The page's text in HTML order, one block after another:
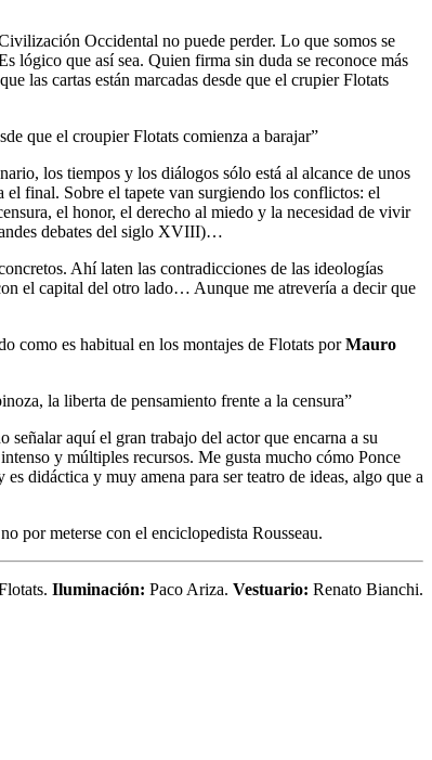
Occidental no puede perder. Lo que somos se
lógico que así sea. Quien firma sin duda se reconoce más
las cartas están marcadas desde que el crupier Flotats
que el croupier Flotats comienza a barajar”
los tiempos y los diálogos sólo está al alcance de unos
final. Sobre el tapete van surgiendo los conflictos: el
el honor, el derecho al miedo y la necesidad de vivir
debates del siglo XVIII)…
Ahí laten las contradicciones de las ideologías
el capital del otro lado… Aunque me atrevería a decir que
como es habitual en los montajes de Flotats porMauro
la liberta de pensamiento frente a la censura”
señalar aquí el gran trabajo del actor que encarna a su
y múltiples recursos. Me gusta mucho cómo Ponce
didáctica y muy amena para ser teatro de ideas, algo que a
por meterse con el enciclopedista Rousseau.
Iluminación: Paco Ariza. Vestuario: Renato Bianchi.